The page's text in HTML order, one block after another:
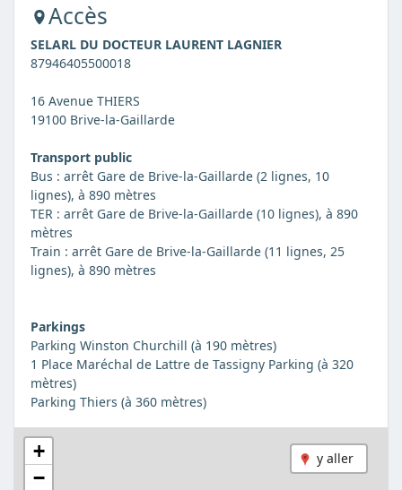
Accès
SELARL DU DOCTEUR LAURENT LAGNIER
87946405500018
16 Avenue THIERS
19100 Brive-la-Gaillarde
Transport public
Bus : arrêt Gare de Brive-la-Gaillarde (2 lignes, 10
lignes), à 890 mètres
TER : arrêt Gare de Brive-la-Gaillarde (10 lignes), à 890
mètres
Train : arrêt Gare de Brive-la-Gaillarde (11 lignes, 25
lignes), à 890 mètres
Parkings
Parking Winston Churchill (à 190 mètres)
1 Place Maréchal de Lattre de Tassigny Parking (à 320
mètres)
Parking Thiers (à 360 mètres)
y aller
+
−